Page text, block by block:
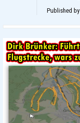
Published by